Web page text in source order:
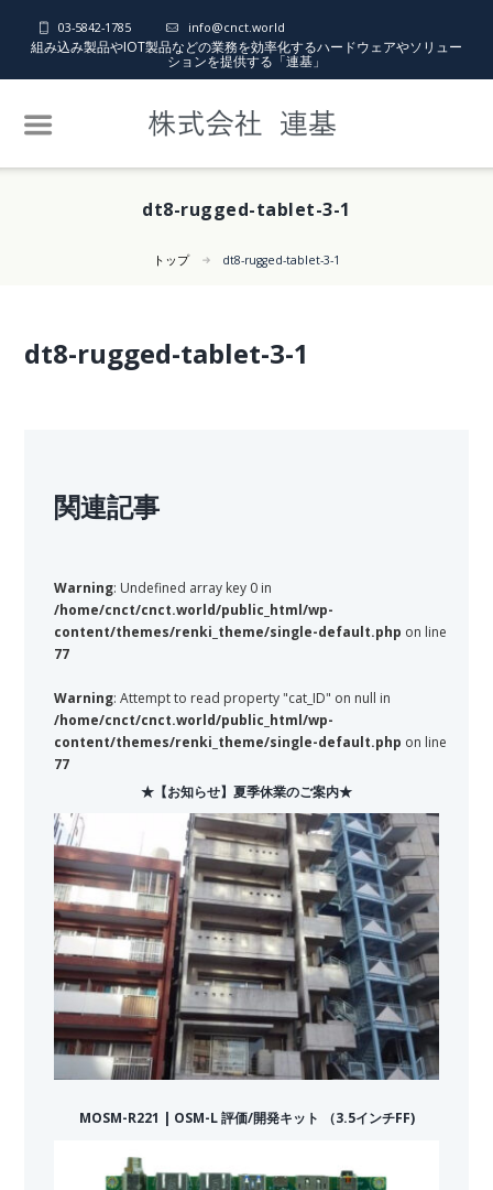
03-5842-1785 info@cnct.world
組み込み製品やIOT製品などの業務を効率化するハードウェアやソリュー
ションを提供する「連基」
dt8-rugged-tablet-3-1
トップ dt8-rugged-tablet-3-1
dt8-rugged-tablet-3-1
関連記事
Warning: Undefined array key 0 in
/home/cnct/cnct.world/public_html/wp-
content/themes/renki_theme/single-default.php on line
77
Warning: Attempt to read property "cat_ID" on null in
/home/cnct/cnct.world/public_html/wp-
content/themes/renki_theme/single-default.php on line
77
★【お知らせ】夏季休業のご案内★
MOSM-R221 | OSM-L 評価/開発キット （3.5インチFF)